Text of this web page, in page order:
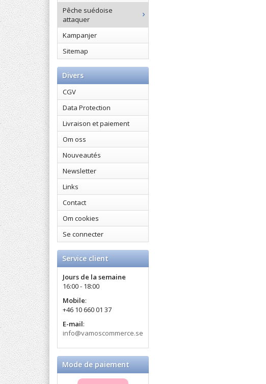
Pêche suédoise
attaquer
Kampanjer
Sitemap
Divers
CGV
Data Protection
Livraison et paiement
Om oss
Nouveautés
Newsletter
Links
Contact
Om cookies
Se connecter
Service client
Jours de la semaine
16:00 - 18:00
Mobile:
+46 10 660 01 37
E-mail:
info@vamoscommerce.se
Mode de paiement